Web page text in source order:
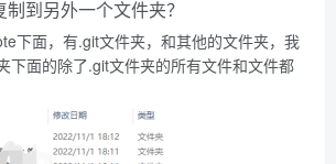
到另外一个文件夹？
下面，有.git文件夹，和其他的文件夹，我
下面的除了.git文件夹的所有文件和文件都